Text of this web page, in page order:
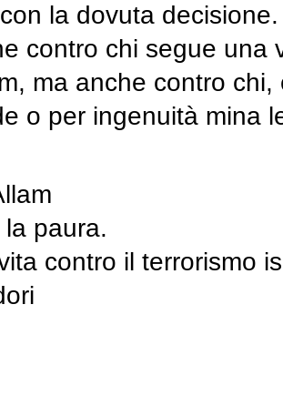
la dovuta
contro chi segue una
ma anche contro
o per ingenuità mina
paura.
contro il terrorismo